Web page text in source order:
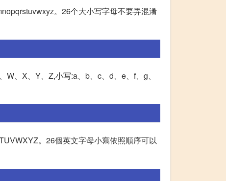
。26个大小写字母不要弄混淆
、X、Y、Z,小写:a、b、c、d、e、f、g、
。26個英文字母小寫依照順序可以